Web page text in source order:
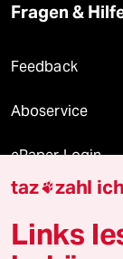
Fragen &
Feedback
Aboservice
ePaper Login
Downloads für
taz zahl ich
Links